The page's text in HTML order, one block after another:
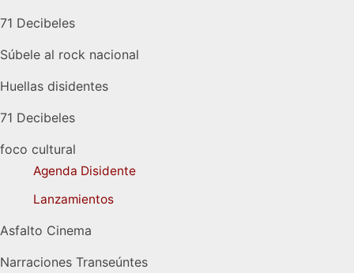
71 Decibeles
Súbele al rock nacional
Huellas disidentes
71 Decibeles
foco cultural
Agenda Disidente
Lanzamientos
Asfalto Cinema
Narraciones Transeúntes